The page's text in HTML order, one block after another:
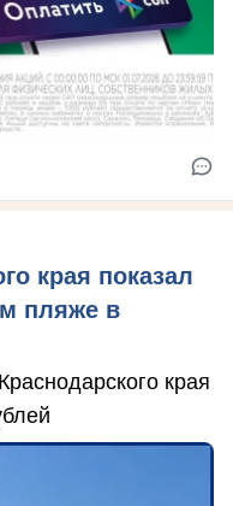
края показал
пляже в
края